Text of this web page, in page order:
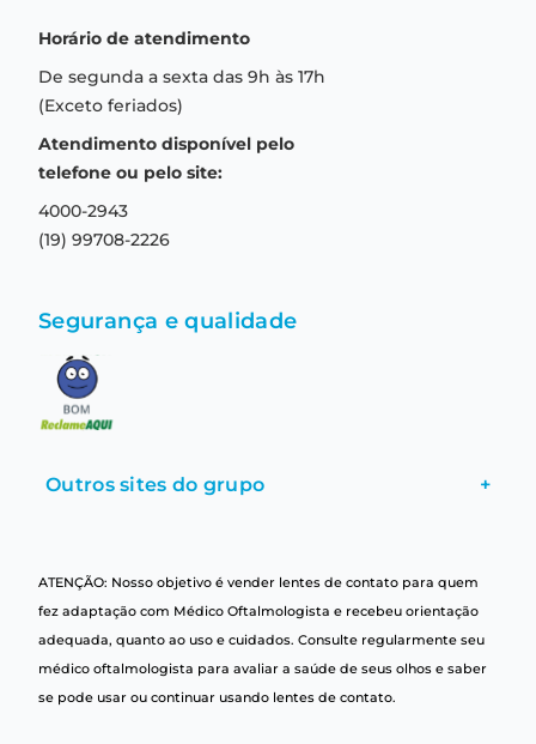
Formas de pagamento
Aviso de privacidade
Termos e condições de uso
Garantia
Troca e devolução
Central de relacionamento
Horário de atendimento
De segunda a sexta das 9h às 17h
(Exceto feriados)
Atendimento disponível pelo
telefone ou pelo site:
4000-2943
(19) 99708-2226
Segurança e qualidade
Outros sites do grupo +
ATENÇÃO: Nosso objetivo é vender lentes de contato para quem
fez adaptação com Médico Oftalmologista e recebeu orientação
adequada, quanto ao uso e cuidados. Consulte regularmente seu
médico oftalmologista para avaliar a saúde de seus olhos e saber
se pode usar ou continuar usando lentes de contato.